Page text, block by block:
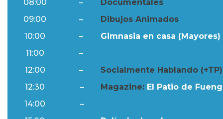
08:00
–
Documentales
09:00
–
Dibujos Animados
10:00
–
Gimnasia en casa (Mayores)
11:00
–
12:00
–
Socialmente Hablando (+TP)
12:30
– Magazine: El Patio de
14:00
–